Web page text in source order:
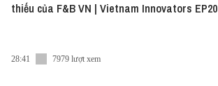
thiếu của F&B VN | Vietnam Innovators EP20
28:41 7979 lượt xem